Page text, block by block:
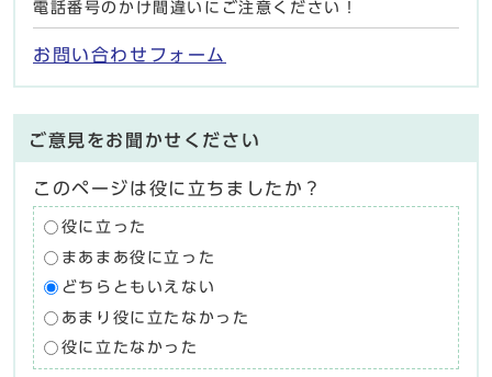
電話番号のかけ間違いにご注意ください！
お問い合わせフォーム
ご意見をお聞かせください
このページは役に立ちましたか？
役に立った
まあまあ役に立った
どちらともいえない
あまり役に立たなかった
役に立たなかった